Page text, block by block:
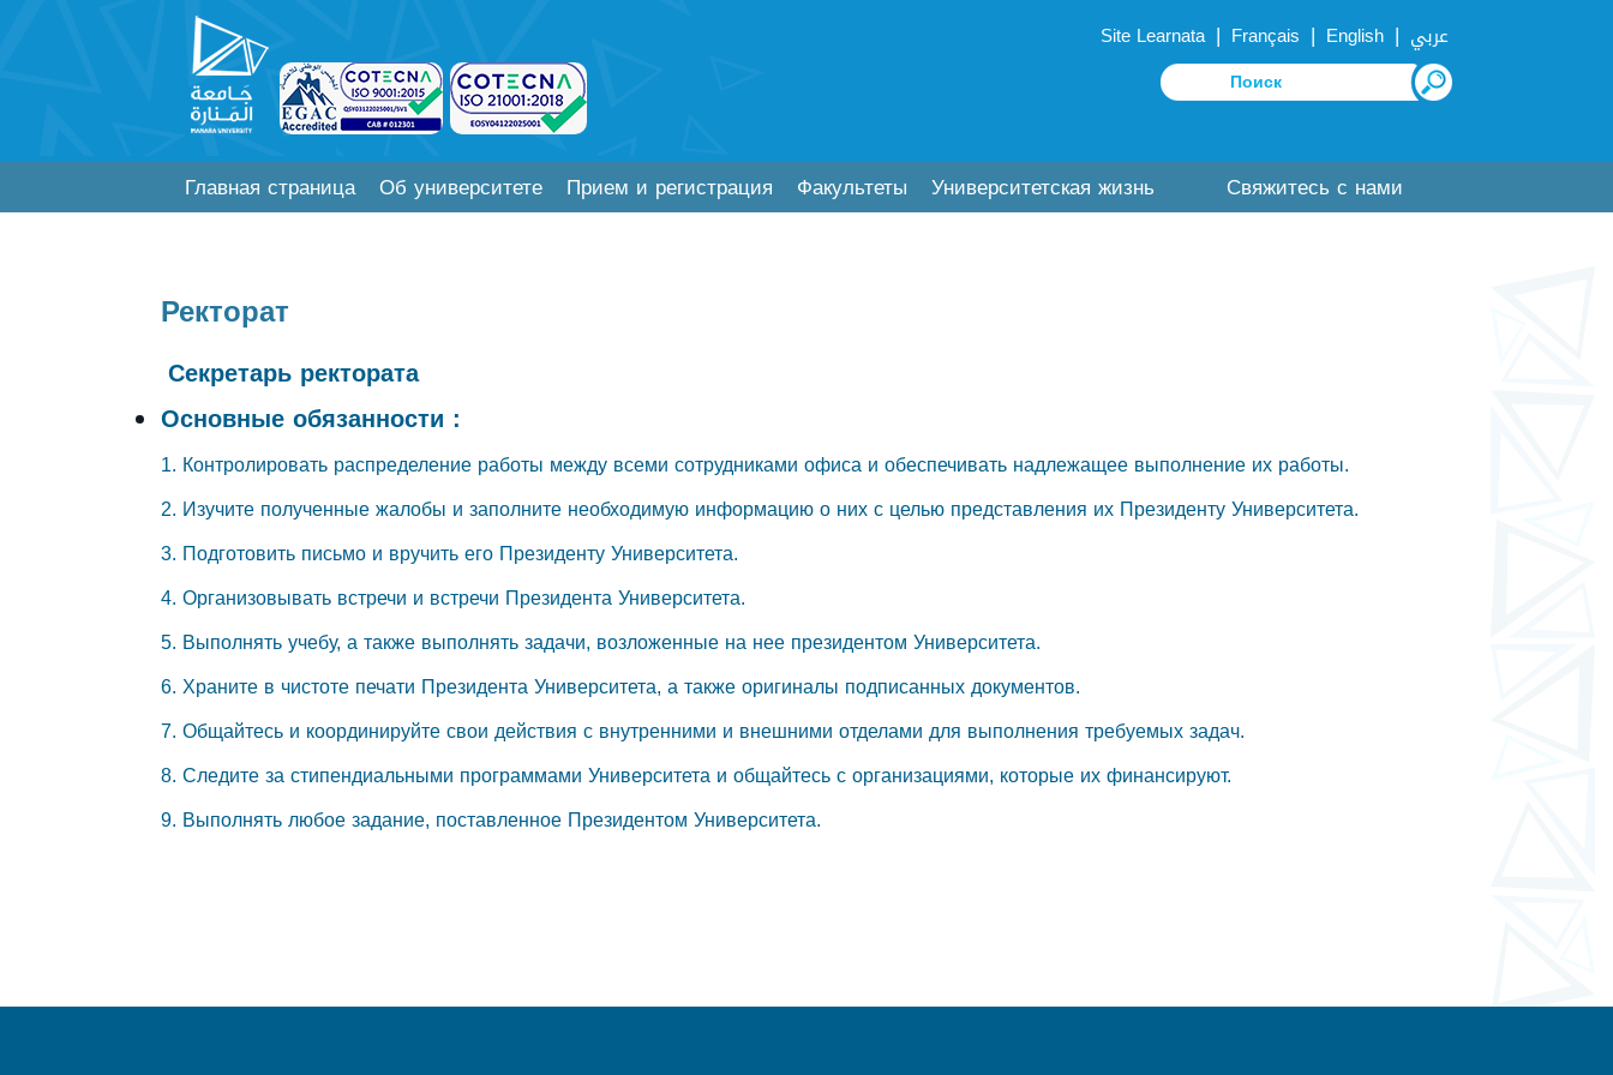
Site Learnata | Français | English | عربي
Главная страница Об университете Прием и регистрация Факультеты Университетская жизнь Свяжитесь с нами
Ректорат
Секретарь ректората
Основные обязанности :
1. Контролировать распределение работы между всеми сотрудниками офиса и обеспечивать надлежащее выполнение их работы.
2. Изучите полученные жалобы и заполните необходимую информацию о них с целью представления их Президенту Университета.
3. Подготовить письмо и вручить его Президенту Университета.
4. Организовывать встречи и встречи Президента Университета.
5. Выполнять учебу, а также выполнять задачи, возложенные на нее президентом Университета.
6. Храните в чистоте печати Президента Университета, а также оригиналы подписанных документов.
7. Общайтесь и координируйте свои действия с внутренними и внешними отделами для выполнения требуемых задач.
8. Следите за стипендиальными программами Университета и общайтесь с организациями, которые их финансируют.
9. Выполнять любое задание, поставленное Президентом Университета.